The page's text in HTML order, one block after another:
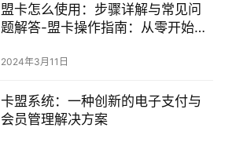
盟卡怎么使用：步骤详解与常见问
题解答-盟卡操作指南：从零开始，
2024年3月11日
卡盟系统：一种创新的电子支付与
会员管理解决方案